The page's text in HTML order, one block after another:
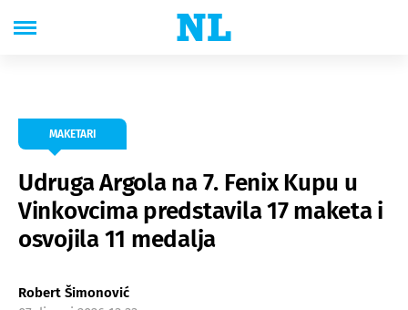
MAKETARI
Udruga Argola na 7. Fenix Kupu u
Vinkovcima predstavila 17 maketa i
osvojila 11 medalja
Robert Šimonović